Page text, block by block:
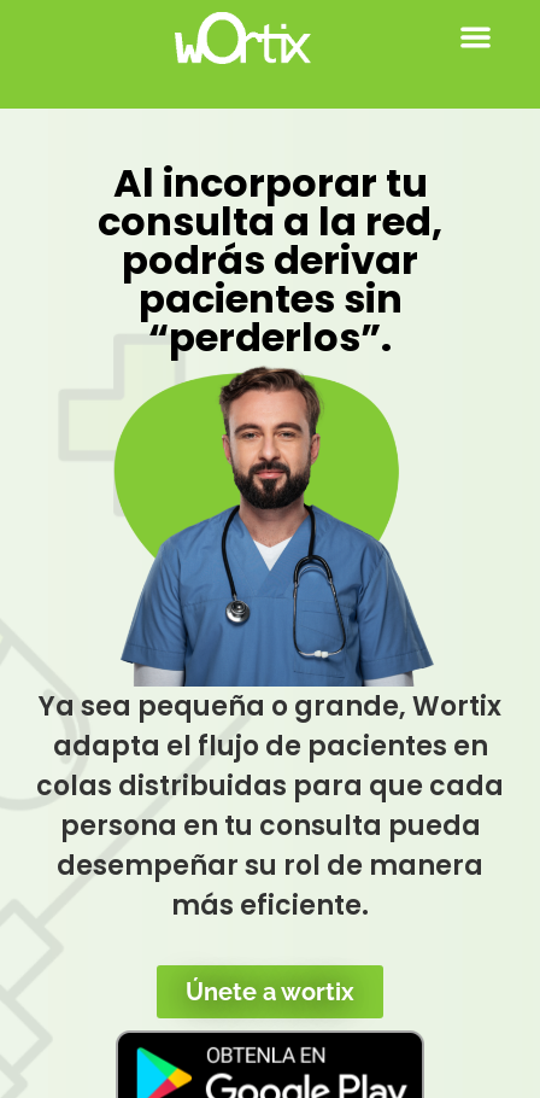
Al incorporar tu
consulta a la red,
podrás derivar
pacientes sin
“perderlos”.
Ya sea pequeña o grande, Wortix
adapta el flujo de pacientes en
colas distribuidas para que cada
persona en tu consulta pueda
desempeñar su rol de manera
más eficiente.
Únete a wortix